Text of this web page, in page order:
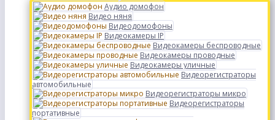
Аудио домофон
Видео няня
Видеодомофоны
Видеокамеры IP
Видеокамеры беспроводные
Видеокамеры проводные
Видеокамеры уличные
Видеорегистраторы
автомобильные
Видеорегистраторы микро
Видеорегистраторы
портативные